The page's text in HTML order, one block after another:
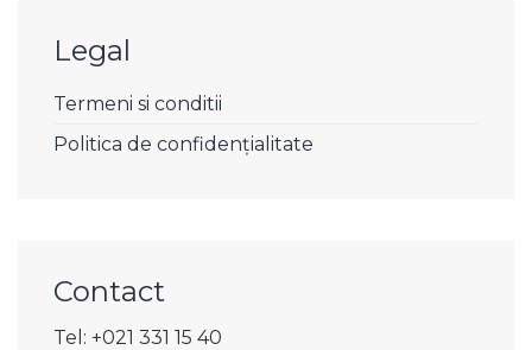
Legal
Termeni si conditii
Politica de confidențialitate
Contact
Tel: +021 331 15 40